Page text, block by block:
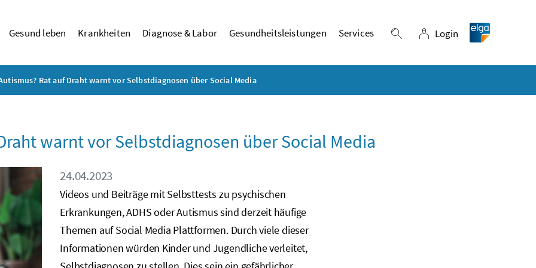
Gesund leben Krankheiten Diagnose & Labor Gesundheitsleistungen Services Suche einblenden
Login
Login
Rat auf Draht warnt vor Selbstdiagnosen über Social Media
warnt vor Selbstdiagnosen über Social Media
24.04.2023
Videos und Beiträge mit Selbsttests zu psychischen
Erkrankungen, ADHS oder Autismus sind derzeit häufige
Themen auf Social Media Plattformen. Durch viele dieser
Informationen würden Kinder und Jugendliche verleitet,